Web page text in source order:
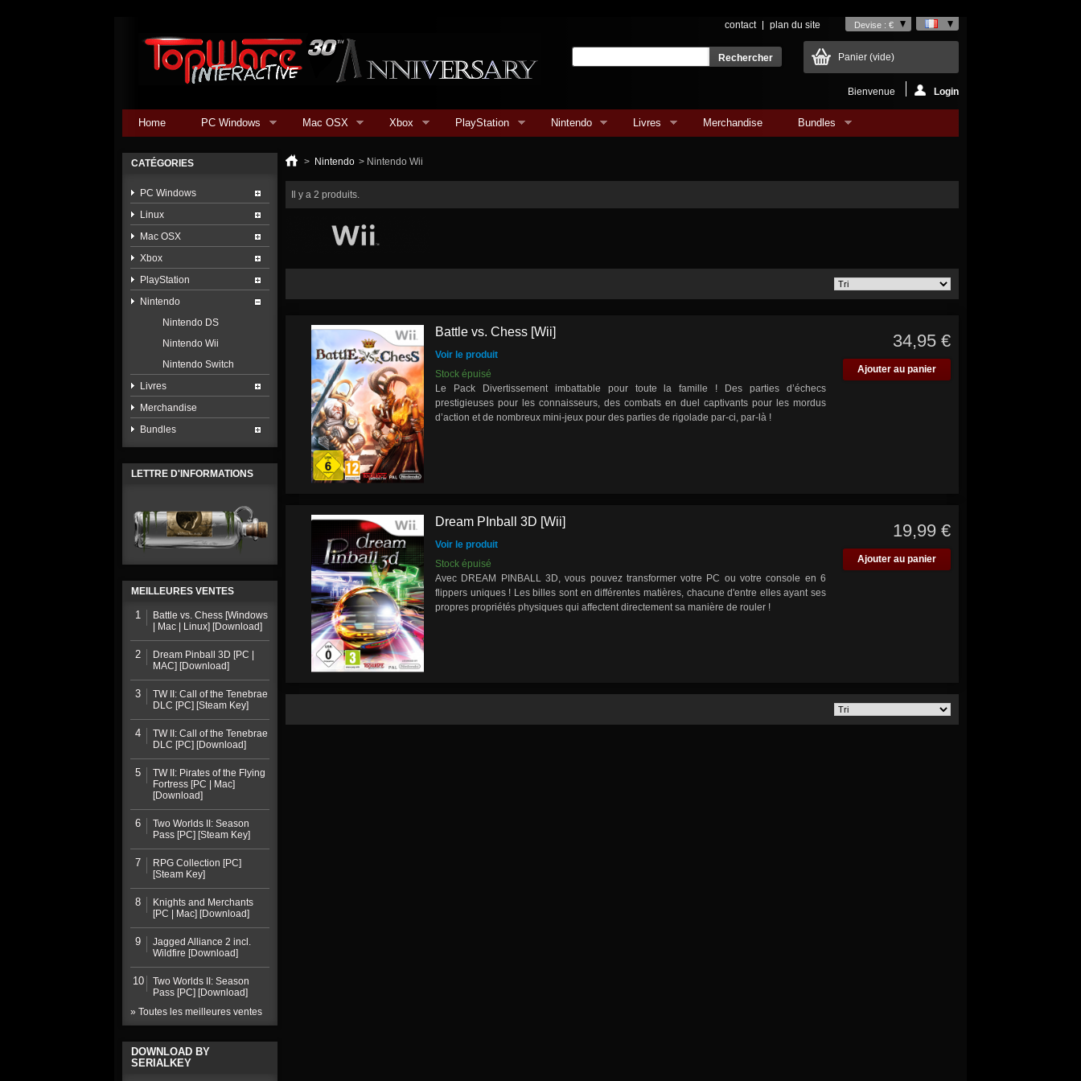
Devise : €
contact plan du site
Panier (vide)
Bienvenue Login
Home PC Windows Mac OSX Xbox PlayStation Nintendo Livres Merchandise Bundles
CATÉGORIES
PC Windows
Linux
Mac OSX
Xbox
PlayStation
Nintendo
Nintendo DS
Nintendo Wii
Nintendo Switch
Livres
Merchandise
Bundles
LETTRE D'INFORMATIONS
MEILLEURES VENTES
1
Battle vs. Chess [Windows
| Mac | Linux] [Download]
2
Dream Pinball 3D [PC |
MAC] [Download]
3
TW II: Call of the Tenebrae
DLC [PC] [Steam Key]
4
TW II: Call of the Tenebrae
DLC [PC] [Download]
5
TW II: Pirates of the Flying
Fortress [PC | Mac]
[Download]
6
Two Worlds II: Season
Pass [PC] [Steam Key]
7
RPG Collection [PC]
[Steam Key]
8
Knights and Merchants
[PC | Mac] [Download]
9
Jagged Alliance 2 incl.
Wildfire [Download]
10
Two Worlds II: Season
Pass [PC] [Download]
» Toutes les meilleures ventes
DOWNLOAD BY
SERIALKEY
> Nintendo > Nintendo Wii
Il y a 2 produits.
Battle vs. Chess [Wii]
Voir le produit
Stock épuisé
Le Pack Divertissement imbattable pour toute la famille ! Des parties d’échecs
prestigieuses pour les connaisseurs, des combats en duel captivants pour les mordus
d’action et de nombreux mini-jeux pour des parties de rigolade par-ci, par-là !
34,95 €
Ajouter au panier
Dream PInball 3D [Wii]
Voir le produit
Stock épuisé
Avec DREAM PINBALL 3D, vous pouvez transformer votre PC ou votre console en 6
flippers uniques ! Les billes sont en différentes matières, chacune d'entre elles ayant ses
propres propriétés physiques qui affectent directement sa manière de rouler !
19,99 €
Ajouter au panier